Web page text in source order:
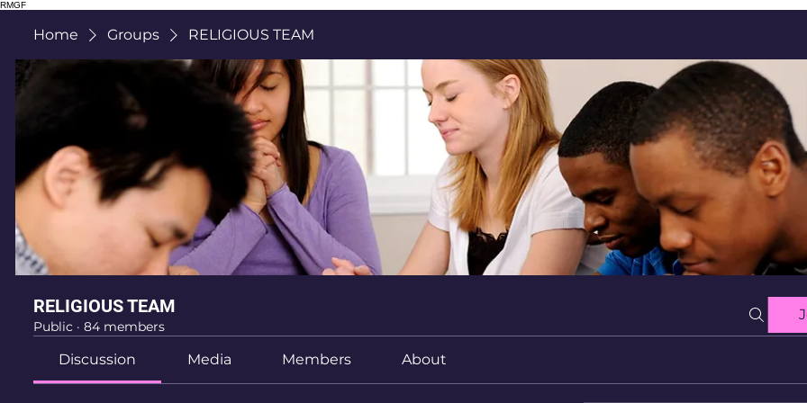
RMGF
Home Groups RELIGIOUS TEAM
RELIGIOUS TEAM
Public · 84 members
Discussion Media Members About